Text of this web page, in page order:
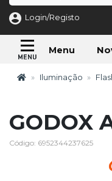
Login/Registo
Menu
Iluminação
GODOX
Código: 6952344237625